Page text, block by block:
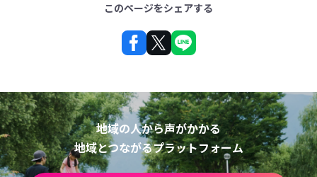
このページをシェアする
地域の人から声がかかる
地域とつながるプラットフォーム